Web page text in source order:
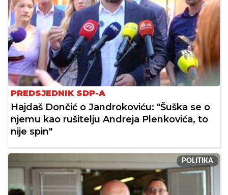
PREDSJEDNIK SDP-A
Hajdaš Dončić o Jandrokoviću: "Šuška se o
njemu kao rušitelju Andreja Plenkovića, to
nije spin"
POLITIKA